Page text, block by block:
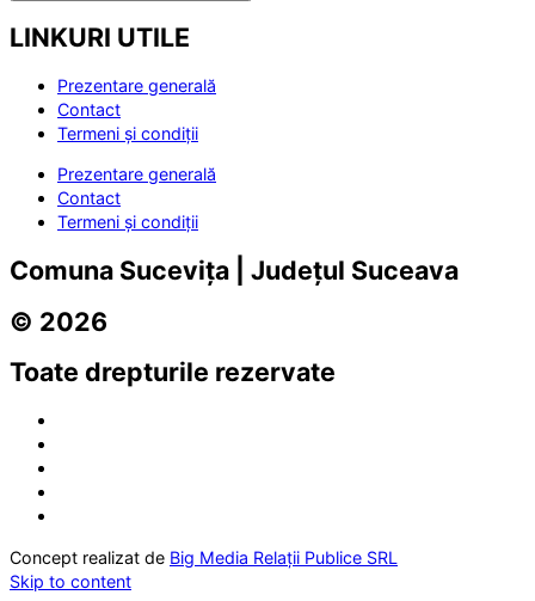
LINKURI UTILE
Prezentare generală
Contact
Termeni și condiții
Prezentare generală
Contact
Termeni și condiții
Comuna Sucevița | Județul Suceava
© 2026
Toate drepturile rezervate
Concept realizat de Big Media Relații Publice SRL
Skip to content